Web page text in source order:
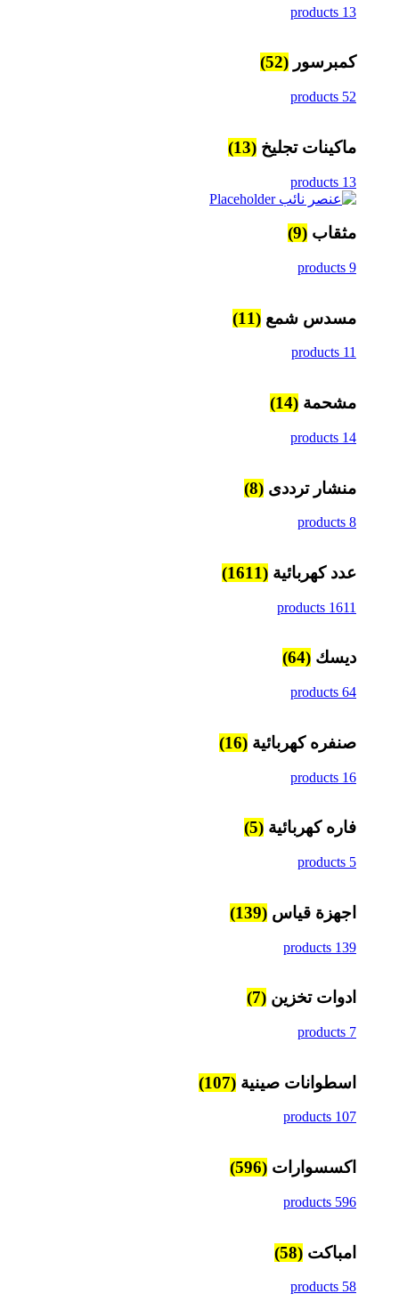
13 products
كمبرسور (52)
52 products
ماكينات تجليخ (13)
13 products
مثقاب (9)
9 products
مسدس شمع (11)
11 products
مشحمة (14)
14 products
منشار ترددى (8)
8 products
عدد كهربائية (1611)
1611 products
ديسك (64)
64 products
صنفره كهربائية (16)
16 products
فاره كهربائية (5)
5 products
اجهزة قياس (139)
139 products
ادوات تخزين (7)
7 products
اسطوانات صينية (107)
107 products
اكسسوارات (596)
596 products
امباكت (58)
58 products